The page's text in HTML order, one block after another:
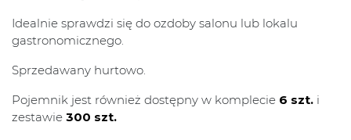
Idealnie sprawdzi się do ozdoby salonu lub lokalu
gastronomicznego.
Sprzedawany hurtowo.
Pojemnik jest również dostępny w komplecie 6 szt. i
zestawie 300 szt.